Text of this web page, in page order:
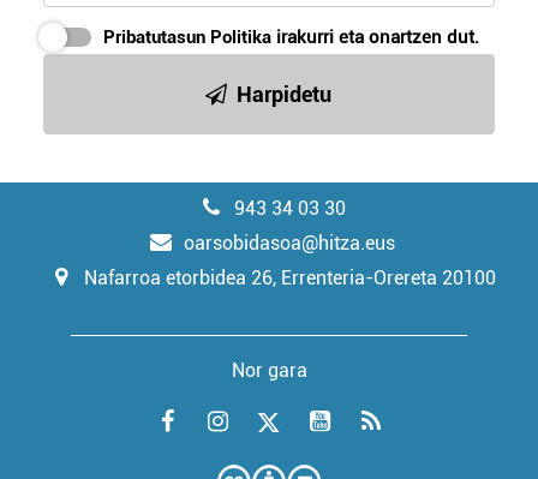
Pribatutasun Politika irakurri eta onartzen dut.
Harpidetu
943 34 03 30
oarsobidasoa@hitza.eus
Nafarroa etorbidea 26, Errenteria-Orereta 20100
Nor gara